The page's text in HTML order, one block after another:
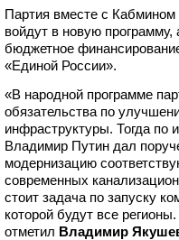
Партия вместе с Кабмином
войдут в новую
бюджетное
«Единой России».
«В народной программе
обязательства по
инфраструктуры. Тогда по
Владимир Путин дал
модернизацию
современных
стоит задача по запуску
которой будут все
отметил Владимир